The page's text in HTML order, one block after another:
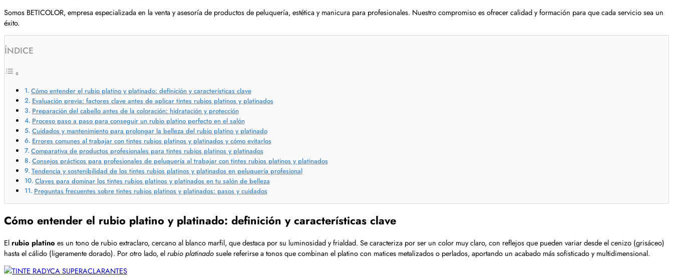
Somos BETICOLOR, empresa especializada en la venta y asesoría de productos de peluquería, estética y manicura para profesionales. Nuestro compromiso es ofrecer calidad y formación para que cada servicio sea un
éxito.
ÍNDICE
Cómo entender el rubio platino y platinado: definición y características clave
Evaluación previa: factores clave antes de aplicar tintes rubios platinos y platinados
Preparación del cabello antes de la coloración: hidratación y protección
Proceso paso a paso para conseguir un rubio platino perfecto en el salón
Cuidados y mantenimiento para prolongar la belleza del rubio platino y platinado
Errores comunes al trabajar con tintes rubios platinos y platinados y cómo evitarlos
Comparativa de productos profesionales para tintes rubios platinos y platinados
Consejos prácticos para profesionales de peluquería al trabajar con tintes rubios platinos y platinados
Tendencia y sostenibilidad de los tintes rubios platinos y platinados en peluquería profesional
Claves para dominar los tintes rubios platinos y platinados en tu salón de belleza
Preguntas frecuentes sobre tintes rubios platinos y platinados: pasos y cuidados
Cómo entender el rubio platino y platinado: definición y características clave
Elrubio platino es un tono de rubio extraclaro, cercano al blanco marfil, que destaca por su luminosidad y frialdad. Se caracteriza por ser un color muy claro, con reflejos que pueden variar desde el cenizo (grisáceo)
hasta el cálido (ligeramente dorado). Por otro lado, elrubio platinadosuele referirse a tonos que combinan el platino con matices metalizados o perlados, aportando un acabado más sofisticado y multidimensional.